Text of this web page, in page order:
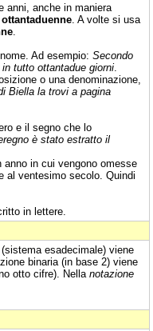
anni, anche in maniera
ottantaduenne . A volte si usa
Ad esempio: Secondo
tutto ottantadue giorni
o una denominazione,
Biella la trovi a pagina
e il segno che lo
è stato estratto il
anno in cui vengono omesse
al ventesimo secolo. Quindi
in lettere.
esadecimale) viene
binaria (in base 2) viene
otto cifre). Nella notazione